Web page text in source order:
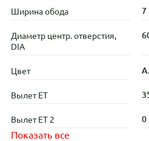
Ширина обода 7
Диаметр центр. отверстия,
DIA
Цвет
Вылет ET
Вылет ET 2 0
Показать все